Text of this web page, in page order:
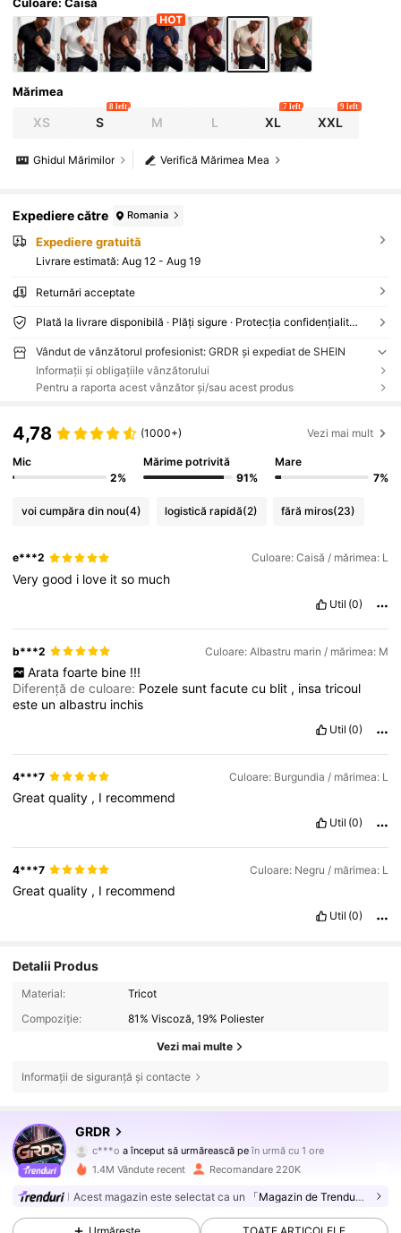
Mărimea
XS S
8 left
M L XL
7 left
XXL
9 left
Verifică Mărimea Mea
Ghidul Mărimilor
Expediere către Romania
Expediere gratuită
Livrare estimată: Aug 12 - Aug 19
Returnări acceptate
Plată la livrare disponibilă · Plăți sigure · Protecția confidențialității
Vândut de vânzătorul profesionist: GRDR și expediat de SHEIN
Informații și obligațiile vânzătorului
Pentru a raporta acest vânzător și/sau acest produs
4,78 (1000+) Vezi mai mult
Mic
2%
Mărime potrivită
91%
Mare
7%
voi cumpăra din nou(4) logistică rapidă(2) fără miros(23)
e***2 Culoare: Caisă / mărimea: L
Verygood i love itso much
Util (0)
b***2 Culoare: Albastru marin / mărimea: M
Arata foarte bine !!!
Diferență de culoare: Pozelesuntfacutecu blit , insatricoul
este unalbastru inchis
Util (0)
4***7 Culoare: Burgundia / mărimea: L
Greatquality , I recommend
Util (0)
4***7 Culoare: Negru / mărimea: L
Greatquality , I recommend
Util (0)
Detalii Produs
Material:
Tricot
Compoziție:
81% Viscoză, 19% Poliester
Vezi mai multe
Informații de siguranță și contacte
GRDR
c***oa început să urmărească pe
i***0navighează
4,74
173K Urmăritori
4,74 173K Urmăritori
1.4M Vândute recent Recomandare 220K
Acest magazin este selectat ca un 「Magazin de Trenduri」